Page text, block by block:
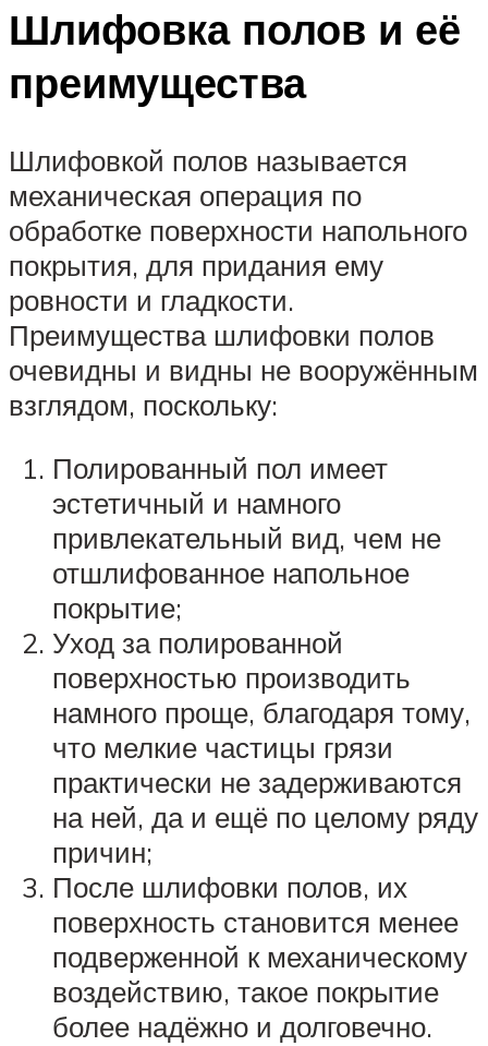
Шлифовка полов и её
преимущества
Шлифовкой полов называется
механическая операция по
обработке поверхности напольного
покрытия, для придания ему
ровности и гладкости.
Преимущества шлифовки полов
очевидны и видны не вооружённым
взглядом, поскольку:
Полированный пол имеет
эстетичный и намного
привлекательный вид, чем не
отшлифованное напольное
покрытие;
Уход за полированной
поверхностью производить
намного проще, благодаря тому,
что мелкие частицы грязи
практически не задерживаются
на ней, да и ещё по целому ряду
причин;
После шлифовки полов, их
поверхность становится менее
подверженной к механическому
воздействию, такое покрытие
более надёжно и долговечно.